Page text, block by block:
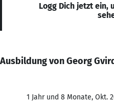
Logg Dich jetzt ein,
Ausbildung von Georg
1 Jahr und 8 Monate, Okt.